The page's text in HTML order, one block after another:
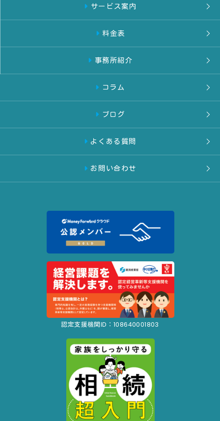
サービス案内
料金表
事務所紹介
コラム
ブログ
よくある質問
お問い合わせ
認定支援機関ID：108640001803